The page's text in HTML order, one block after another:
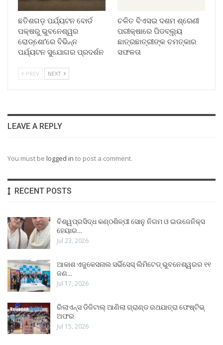
ଛତିଶଗଡ଼ ପର୍ଯ୍ୟଟନ ବୋର୍ଡ
ପକ୍ଷରୁ ଭୁବନେଶ୍ୱର
ରୋଡ୍‌ଶୋ’ରେ ବିଭିନ୍ନ
ପର୍ଯ୍ୟଟନ ସୁଯୋଗର ପ୍ରଦର୍ଶନ
ଚଳିତ ବିଏସଇ ଦଶମ ଶ୍ରେଣୀ
ପରୀକ୍ଷାରେ ପିଡବ୍ଲ୍ୟୁ
ଛାତ୍ରଛାତ୍ରୀଙ୍କ ଚମତ୍କାର
ସଫଳତା
PREV NEXT
LEAVE A REPLY
You must be logged in to post a comment.
RECENT POSTS
ବିଶ୍ୱପ୍ରସିଦ୍ଧ କଣ୍ଠଶିଳ୍ପୀ ସୋନୁ ନିଗମ ଓ ଇଉଜେନିକ୍ସ
ହେୟାର…
Jul 23, 2026
ଆକାଶ ଏଜୁକେସନାଲ ସର୍ଭିସେସ୍ ଲିମିଟେଡ୍ ଭୁବନେଶ୍ୱରର ୧୧
ଜଣ…
Jul 17, 2026
ରିଲାଏନ୍ସ ଡିଜିଟାଲ୍ ଆଣିଲା ଗ୍ରାଣ୍ଡ ରଥଯାତ୍ରା ଫେଷ୍ଟିଭ୍
ଅଫର
Jul 15, 2026